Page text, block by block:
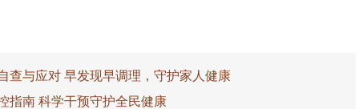
查与应对 早发现早调理，守护家人健康
指南 科学干预守护全民健康